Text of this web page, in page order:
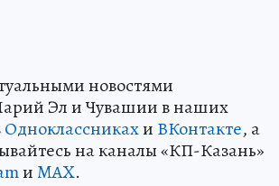
новостями
Эл и Чувашии в наших
Одноклассникахи ВКонтакте, а
на каналы «КП-Казань»
иMAX.